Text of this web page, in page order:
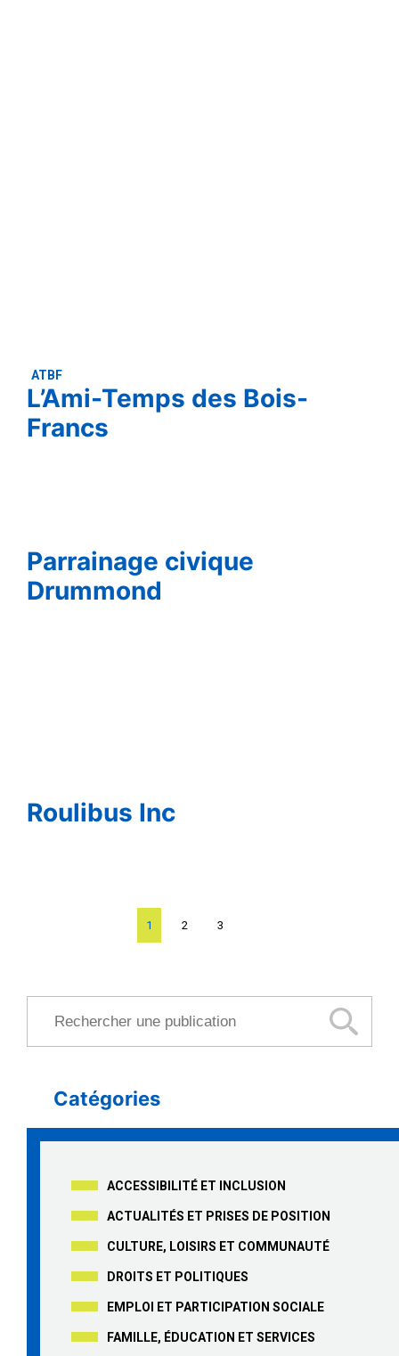
ATBF
L’Ami-Temps des Bois-
Francs
Parrainage civique
Drummond
Roulibus Inc
Page
1 Page
2 Page
3
Catégories
ACCESSIBILITÉ ET INCLUSION
ACTUALITÉS ET PRISES DE POSITION
CULTURE, LOISIRS ET COMMUNAUTÉ
DROITS ET POLITIQUES
EMPLOI ET PARTICIPATION SOCIALE
FAMILLE, ÉDUCATION ET SERVICES